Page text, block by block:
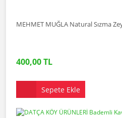
MEHMET MUĞLA Natural Sızma
400,00 TL
Sepete Ekle